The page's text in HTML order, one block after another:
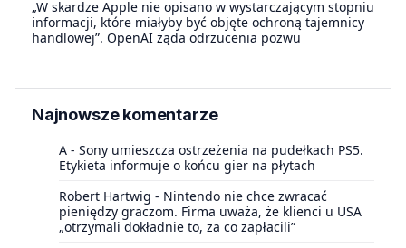
„W skardze Apple nie opisano w wystarczającym stopniu
informacji, które miałyby być objęte ochroną tajemnicy
handlowej”. OpenAI żąda odrzucenia pozwu
Najnowsze komentarze
A - Sony umieszcza ostrzeżenia na pudełkach PS5.
Etykieta informuje o końcu gier na płytach
Robert Hartwig - Nintendo nie chce zwracać
pieniędzy graczom. Firma uważa, że klienci u USA
„otrzymali dokładnie to, za co zapłacili”